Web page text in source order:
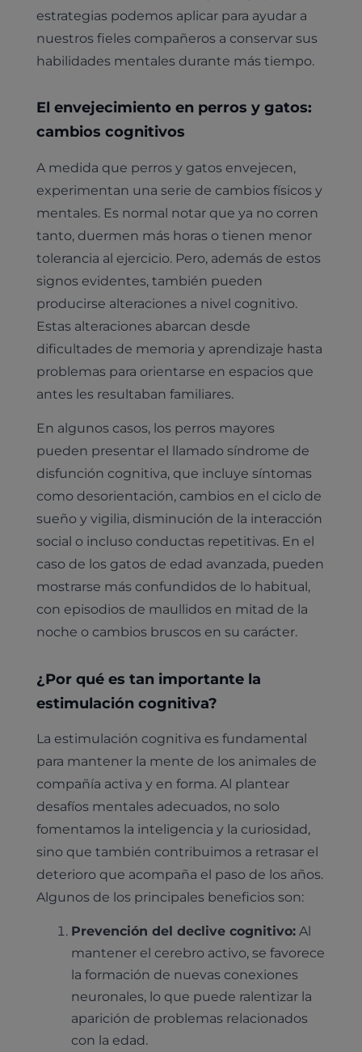
estrategias podemos aplicar para ayudar a
nuestros fieles compañeros a conservar sus
habilidades mentales durante más tiempo.
El envejecimiento en perros y gatos:
cambios cognitivos
A medida que perros y gatos envejecen,
experimentan una serie de cambios físicos y
mentales. Es normal notar que ya no corren
tanto, duermen más horas o tienen menor
tolerancia al ejercicio. Pero, además de estos
signos evidentes, también pueden
producirse alteraciones a nivel cognitivo.
Estas alteraciones abarcan desde
dificultades de memoria y aprendizaje hasta
problemas para orientarse en espacios que
antes les resultaban familiares.
En algunos casos, los perros mayores
pueden presentar el llamado síndrome de
disfunción cognitiva, que incluye síntomas
como desorientación, cambios en el ciclo de
sueño y vigilia, disminución de la interacción
social o incluso conductas repetitivas. En el
caso de los gatos de edad avanzada, pueden
mostrarse más confundidos de lo habitual,
con episodios de maullidos en mitad de la
noche o cambios bruscos en su carácter.
¿Por qué es tan importante la
estimulación cognitiva?
La estimulación cognitiva es fundamental
para mantener la mente de los animales de
compañía activa y en forma. Al plantear
desafíos mentales adecuados, no solo
fomentamos la inteligencia y la curiosidad,
sino que también contribuimos a retrasar el
deterioro que acompaña el paso de los años.
Algunos de los principales beneficios son:
Prevención del declive cognitivo: Al
mantener el cerebro activo, se favorece
la formación de nuevas conexiones
neuronales, lo que puede ralentizar la
aparición de problemas relacionados
con la edad.